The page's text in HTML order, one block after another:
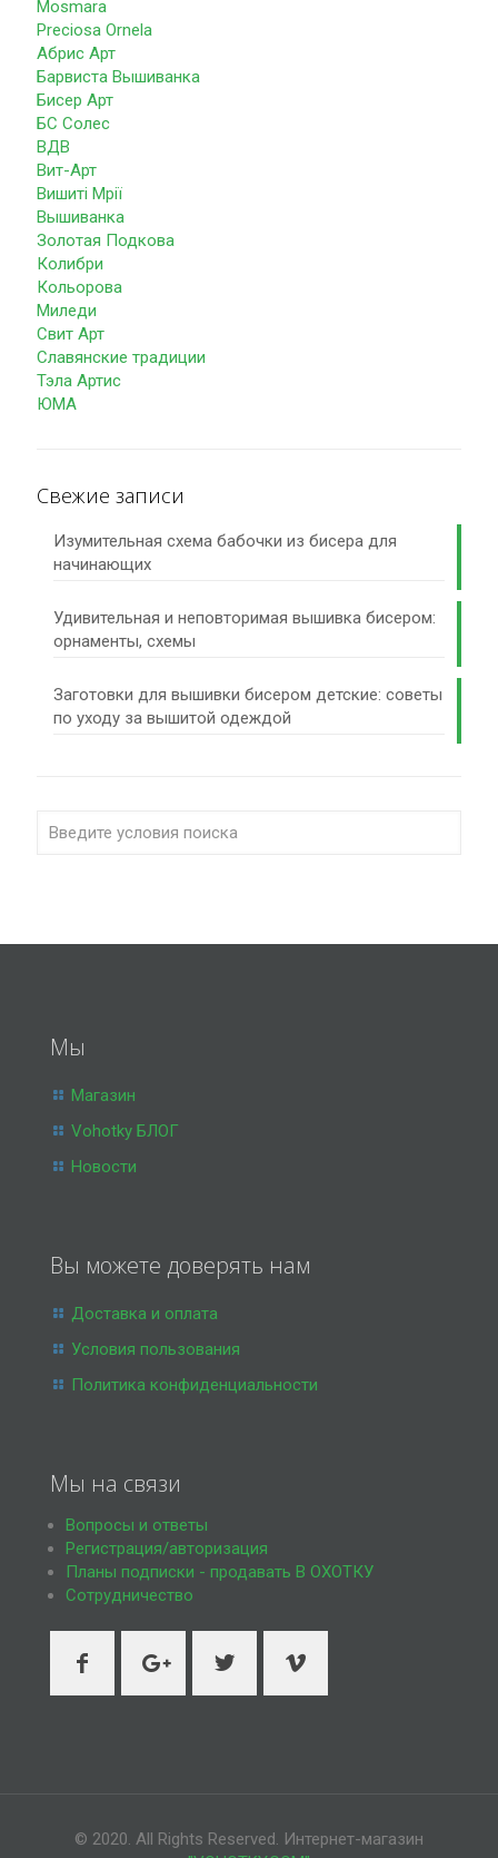
Mosmara
Preciosa Ornela
Абрис Арт
Барвиста Вышиванка
Бисер Арт
БС Солес
ВДВ
Вит-Арт
Вишиті Мрії
Вышиванка
Золотая Подкова
Колибри
Кольорова
Миледи
Свит Арт
Славянские традиции
Тэла Артис
ЮМА
Свежие записи
Изумительная схема бабочки из бисера для
начинающих
Удивительная и неповторимая вышивка бисером:
орнаменты, схемы
Заготовки для вышивки бисером детские: советы
по уходу за вышитой одеждой
Мы
Магазин
Vohotky БЛОГ
Новости
Вы можете доверять нам
Доставка и оплата
Условия пользования
Политика конфиденциальности
Мы на связи
Вопросы и ответы
Регистрация/авторизация
Планы подписки - продавать В ОХОТКУ
Сотрудничество
© 2020. All Rights Reserved. Интернет-магазин